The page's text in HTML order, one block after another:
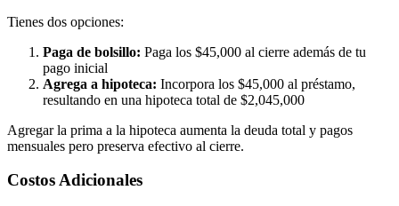
Tienes dos opciones:
Paga de bolsillo: Paga los $45,000 al cierre además de tu
pago inicial
Agrega a hipoteca: Incorpora los $45,000 al préstamo,
resultando en una hipoteca total de $2,045,000
Agregar la prima a la hipoteca aumenta la deuda total y pagos
mensuales pero preserva efectivo al cierre.
Costos Adicionales